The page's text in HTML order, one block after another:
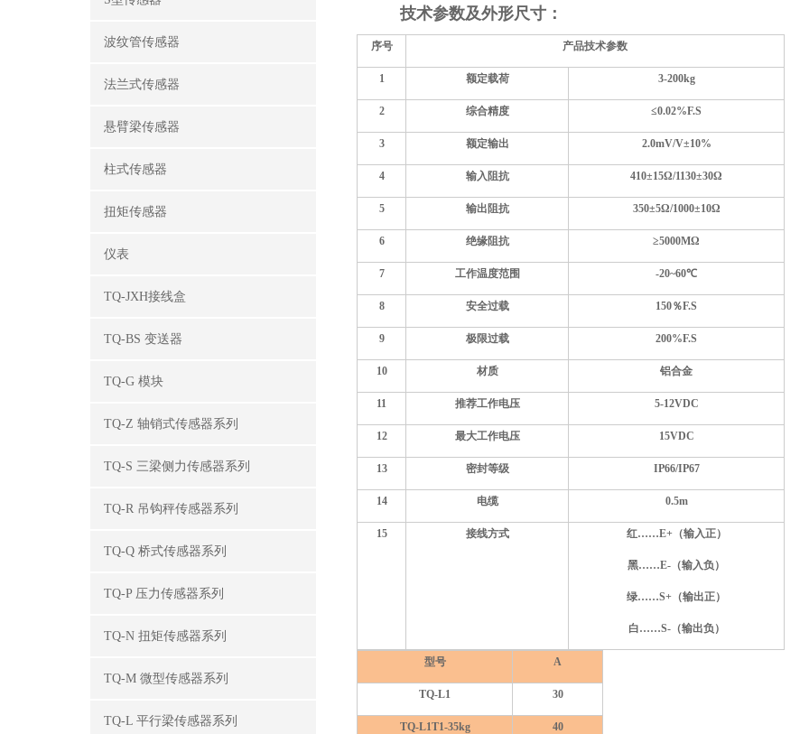
波纹管传感器
法兰式传感器
悬臂梁传感器
柱式传感器
扭矩传感器
仪表
TQ-JXH接线盒
TQ-BS 变送器
TQ-G 模块
TQ-Z 轴销式传感器系列
TQ-S 三梁侧力传感器系列
TQ-R 吊钩秤传感器系列
TQ-Q 桥式传感器系列
TQ-P 压力传感器系列
TQ-N 扭矩传感器系列
TQ-M 微型传感器系列
TQ-L 平行梁传感器系列
技术参数及外形尺寸：
序号 产品技术参数
1 额定载荷 3-200kg
2 综合精度 ≤0.02%F.S
3 额定输出 2.0mV/V±10%
4 输入阻抗 410±15Ω/1130±30Ω
5 输出阻抗 350±5Ω/1000±10Ω
6 绝缘阻抗 ≥5000MΩ
7 工作温度范围 -20~60℃
8 安全过载 150％F.S
9 极限过载 200%F.S
10 材质 铝合金
11 推荐工作电压 5-12VDC
12 最大工作电压 15VDC
13 密封等级 IP66/IP67
14 电缆 0.5m
15 接线方式 红……E+（输入正）
黑……E-（输入负）
绿……S+（输出正）
白……S-（输出负）
型号 A
TQ-L1 30
TQ-L1T1-35kg 40